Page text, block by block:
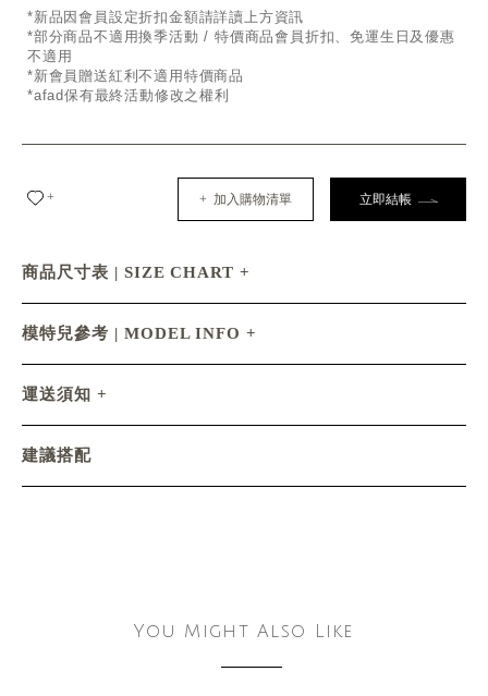
*新品因會員設定折扣金額請詳讀上方資訊
*部分商品不適用換季活動 / 特價商品會員折扣、免運生日及優惠
不適用
*新會員贈送紅利不適用特價商品
*afad保有最終活動修改之權利
+ + 加入購物清單 立即結帳
商品尺寸表 | SIZE CHART
模特兒參考 | MODEL INFO
運送須知
建議搭配
You Might Also Like